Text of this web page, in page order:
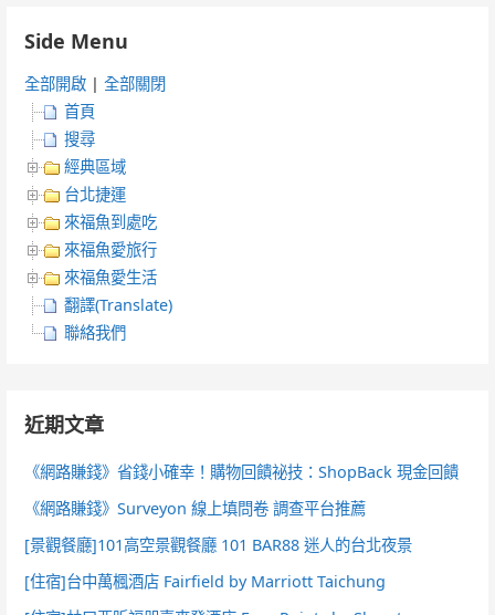
Side Menu
全部開啟 |全部關閉
首頁
搜尋
經典區域
台北捷運
來福魚到處吃
來福魚愛旅行
來福魚愛生活
翻譯(Translate)
聯絡我們
近期文章
《網路賺錢》省錢小確幸！購物回饋祕技：ShopBack 現金回饋
《網路賺錢》Surveyon 線上填問卷 調查平台推薦
[景觀餐廳]101高空景觀餐廳 101 BAR88 迷人的台北夜景
[住宿]台中萬楓酒店 Fairfield by Marriott Taichung